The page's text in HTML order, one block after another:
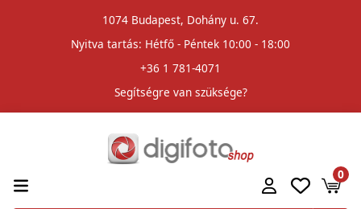
1074 Budapest, Dohány u. 67.
Nyitva tartás: Hétfő - Péntek 10:00 - 18:00
+36 1 781-4071
Segítségre van szüksége?
0